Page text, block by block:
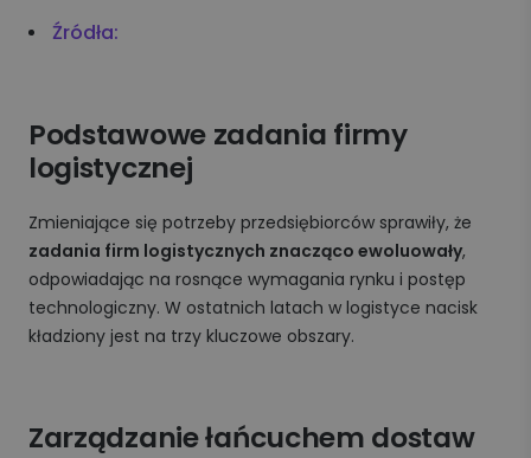
Źródła:
Podstawowe zadania firmy
logistycznej
Zmieniające się potrzeby przedsiębiorców sprawiły, że
zadania firm logistycznych znacząco ewoluowały,
odpowiadając na rosnące wymagania rynku i postęp
technologiczny. W ostatnich latach w logistyce nacisk
kładziony jest na trzy kluczowe obszary.
Zarządzanie łańcuchem dostaw